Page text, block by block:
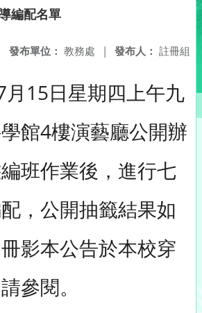
編配名單
發布人： 註冊組
發布單位： 教務處 |
15日星期四上午九
館4樓演藝廳公開辦
班作業後，進行七
，公開抽籤結果如
影本公告於本校穿
參閱。